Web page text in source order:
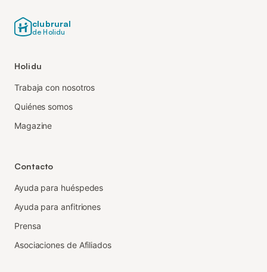
clubrural
de Holidu
Holidu
Trabaja con nosotros
Quiénes somos
Magazine
Contacto
Ayuda para huéspedes
Ayuda para anfitriones
Prensa
Asociaciones de Afiliados